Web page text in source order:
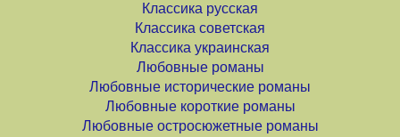
Классика русская
Классика советская
Классика украинская
Любовные романы
Любовные исторические романы
Любовные короткие романы
Любовные остросюжетные романы